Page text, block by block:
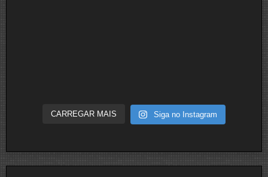
CARREGAR MAIS Siga no Instagram